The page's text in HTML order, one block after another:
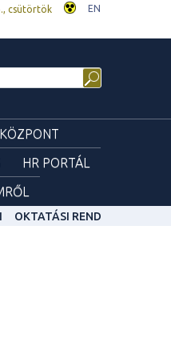
csütörtök EN
HR PORTÁL
OKTATÁSI REND